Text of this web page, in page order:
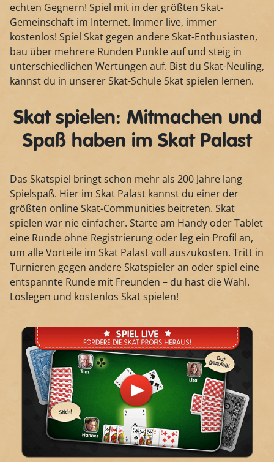
echten Gegnern! Spiel mit in der größten Skat-
Gemeinschaft im Internet. Immer live, immer
kostenlos! Spiel Skat gegen andere Skat-Enthusiasten,
bau über mehrere Runden Punkte auf und steig in
unterschiedlichen Wertungen auf. Bist du Skat-Neuling,
kannst du in unserer Skat-Schule Skat spielen lernen.
Skat spielen: Mitmachen und
Spaß haben im Skat Palast
Das Skatspiel bringt schon mehr als 200 Jahre lang
Spielspaß. Hier im Skat Palast kannst du einer der
größten online Skat-Communities beitreten. Skat
spielen war nie einfacher. Starte am Handy oder Tablet
eine Runde ohne Registrierung oder leg ein Profil an,
um alle Vorteile im Skat Palast voll auszukosten. Tritt in
Turnieren gegen andere Skatspieler an oder spiel eine
entspannte Runde mit Freunden – du hast die Wahl.
Loslegen und kostenlos Skat spielen!
Play
Video